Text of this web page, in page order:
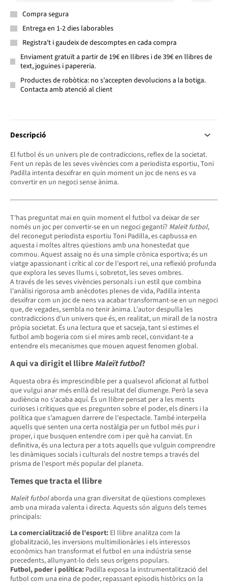
Compra segura
Entrega en 1-2 dies laborables
Registra't i gaudeix de descomptes en cada compra
Enviament gratuït a partir de 19€ en llibres i de 39€ en llibres de
text, joguines i papereria.
Productes de robòtica: no s'accepten devolucions a la botiga.
Contacta amb atenció al client
Descripció
El futbol és un univers ple de contradiccions, reflex de la societat.
Fent un repàs de les seves vivències com a periodista esportiu, Toni
Padilla intenta desxifrar en quin moment un joc de nens es va
convertir en un negoci sense ànima.
T'has preguntat mai en quin moment el futbol va deixar de ser
només un joc per convertir-se en un negoci gegantí? Maleït futbol,
del reconegut periodista esportiu Toni Padilla, es capbussa en
aquesta i moltes altres qüestions amb una honestedat que
commou. Aquest assaig no és una simple crònica esportiva; és un
viatge apassionant i crític al cor de l'esport rei, una reflexió profunda
que explora les seves llums i, sobretot, les seves ombres.
A través de les seves vivències personals i un estil que combina
l'anàlisi rigorosa amb anècdotes plenes de vida, Padilla intenta
desxifrar com un joc de nens va acabar transformant-se en un negoci
que, de vegades, sembla no tenir ànima. L'autor despulla les
contradiccions d'un univers que és, en realitat, un mirall de la nostra
pròpia societat. És una lectura que et sacseja, tant si estimes el
futbol amb bogeria com si el mires amb recel, convidant-te a
entendre els mecanismes que mouen aquest fenomen global.
A qui va dirigit el llibreMaleït futbol?
Aquesta obra és imprescindible per a qualsevol aficionat al futbol
que vulgui anar més enllà del resultat del diumenge. Però la seva
audiència no s'acaba aquí. És un llibre pensat per a les ments
curioses i crítiques que es pregunten sobre el poder, els diners i la
política que s'amaguen darrere de l'espectacle. També interpel·la
aquells que senten una certa nostàlgia per un futbol més pur i
proper, i que busquen entendre com i per què ha canviat. En
definitiva, és una lectura per a tots aquells que vulguin comprendre
les dinàmiques socials i culturals del nostre temps a través del
prisma de l'esport més popular del planeta.
Temes que tracta el llibre
Maleït futbolaborda una gran diversitat de qüestions complexes
amb una mirada valenta i directa. Aquests són alguns dels temes
principals:
La comercialització de l'esport: El llibre analitza com la
globalització, les inversions multimilionàries i els interessos
econòmics han transformat el futbol en una indústria sense
precedents, allunyant-lo dels seus orígens populars.
Futbol, poder i política: Padilla exposa la instrumentalització del
futbol com una eina de poder, repassant episodis històrics on la